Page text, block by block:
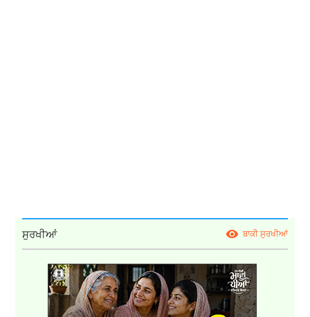
ਸੁਰਖੀਆਂ ਬਾਕੀ ਸੁਰਖੀਆਂ